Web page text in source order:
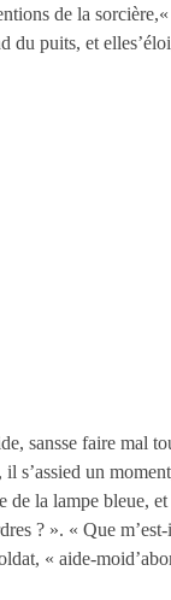
de la
du puits, et
sansse faire mal
il s’assied un
la lampe bleue,
? ». « Que
« aide-